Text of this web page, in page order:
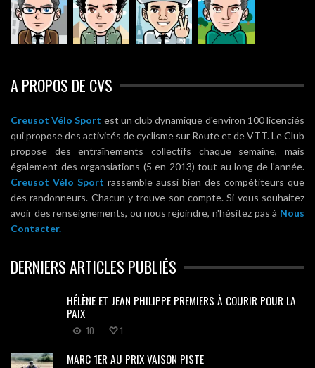
A PROPOS DE CVS
Creusot Vélo Sport est un club dynamique d'environ 100 licenciés
qui propose des activités de cyclisme sur Route et de VTT. Le Club
propose des entraînements collectifs chaque semaine, mais
également des organsiations (5 en 2013) tout au long de l'année.
Creusot Vélo Sport rassemble aussi bien des compétiteurs que
des randonneurs. Chacun y trouve son compte. Si vous souhaitez
avoir des renseignements, ou nous rejoindre, n'hésitez pas à Nous
Contacter.
DERNIERS ARTICLES PUBLIÉS
HÉLÈNE ET JEAN PHILIPPE PREMIERS À COURIR POUR LA
PAIX
10 1
MARC 1ER AU PRIX VAISON PISTE